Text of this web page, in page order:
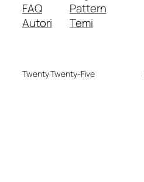
FAQ
Autori
Pattern
Temi
Twenty Twenty-Five